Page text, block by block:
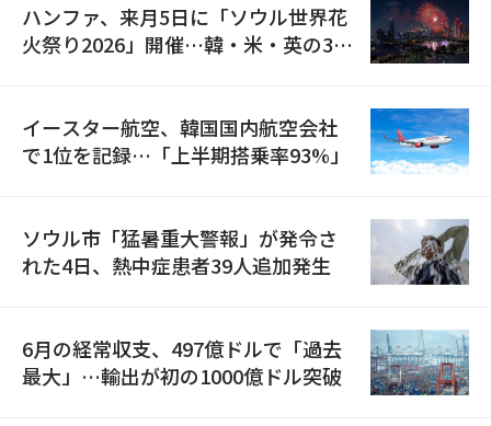
ハンファ、来月5日に「ソウル世界花
火祭り2026」開催…韓・米・英の3カ
イースター航空、韓国国内航空会社
で1位を記録…「上半期搭乗率93%」
ソウル市「猛暑重大警報」が発令さ
れた4日、熱中症患者39人追加発生
6月の経常収支、497億ドルで「過去
最大」…輸出が初の1000億ドル突破